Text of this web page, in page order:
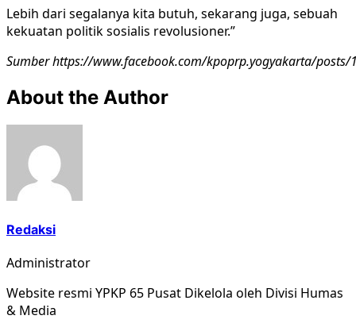
Lebih dari segalanya kita butuh, sekarang juga, sebuah
kekuatan politik sosialis revolusioner.”
Sumber https://www.facebook.com/kpoprp.yogyakarta/
About the Author
Redaksi
Administrator
Website resmi YPKP 65 Pusat Dikelola oleh Divisi Humas
& Media